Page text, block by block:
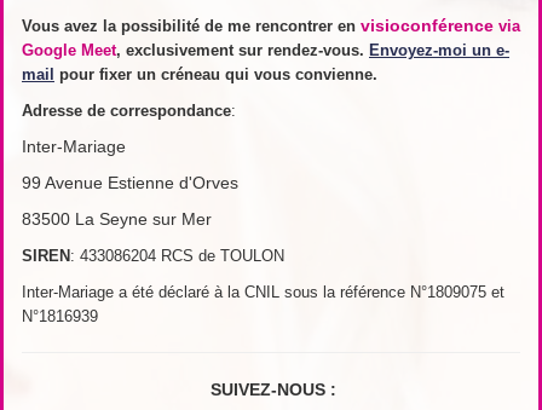
Vous avez la possibilité de me rencontrer en visioconférence via
Google Meet, exclusivement sur rendez-vous. Envoyez-moi un e-
mail pour fixer un créneau qui vous convienne.
Adresse de correspondance:
Inter-Mariage
99 Avenue Estienne d'Orves
83500 La Seyne sur Mer
SIREN : 433086204 RCS de TOULON
Inter-Mariage a été déclaré à la CNIL sous la référence N°1809075 et
N°1816939
SUIVEZ-NOUS :